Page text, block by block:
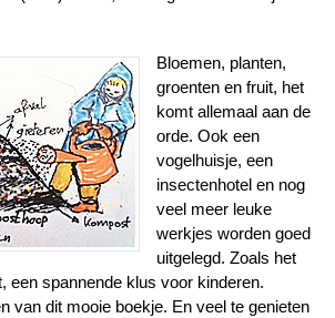
Bloemen, planten,
groenten en fruit, het
komt allemaal aan de
orde. Ook een
vogelhuisje, een
insectenhotel en nog
veel meer leuke
werkjes worden goed
uitgelegd. Zoals het
een spannende klus voor kinderen.
van dit mooie boekje. En veel te genieten